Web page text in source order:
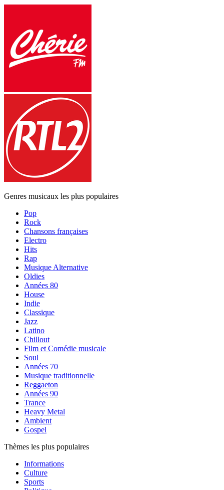
Genres musicaux les plus populaires
Pop
Rock
Chansons françaises
Electro
Hits
Rap
Musique Alternative
Oldies
Années 80
House
Indie
Classique
Jazz
Latino
Chillout
Film et Comédie musicale
Soul
Années 70
Musique traditionnelle
Reggaeton
Années 90
Trance
Heavy Metal
Ambient
Gospel
Thèmes les plus populaires
Informations
Culture
Sports